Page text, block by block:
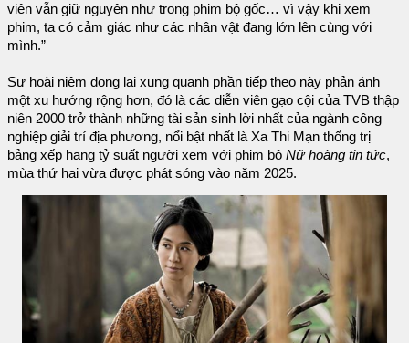
viên vẫn giữ nguyên như trong phim bộ gốc… vì vậy khi xem
phim, ta có cảm giác như các nhân vật đang lớn lên cùng với
mình.”
Sự hoài niệm đọng lại xung quanh phần tiếp theo này phản ánh
một xu hướng rộng hơn, đó là các diễn viên gạo cội của TVB thập
niên 2000 trở thành những tài sản sinh lời nhất của ngành công
nghiệp giải trí địa phương, nổi bật nhất là Xa Thi Mạn thống trị
bảng xếp hạng tỷ suất người xem với phim bộ Nữ hoàng tin tức,
mùa thứ hai vừa được phát sóng vào năm 2025.